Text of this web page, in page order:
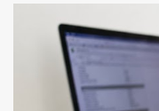
compartir el enlace de
ellos se puedan guiar
para una portada para
impreso son los
del instituto (Es muy